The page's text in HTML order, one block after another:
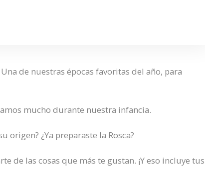
de nuestras épocas favoritas del año, para
mucho durante nuestra infancia.
origen? ¿Ya preparaste la Rosca?
de las cosas que más te gustan. ¡Y eso incluye tus